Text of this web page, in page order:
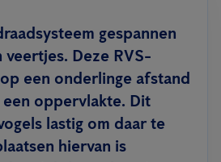
gespannen
Deze RVS-
een onderlinge afstand
oppervlakte. Dit
lastig om daar te
hiervan is